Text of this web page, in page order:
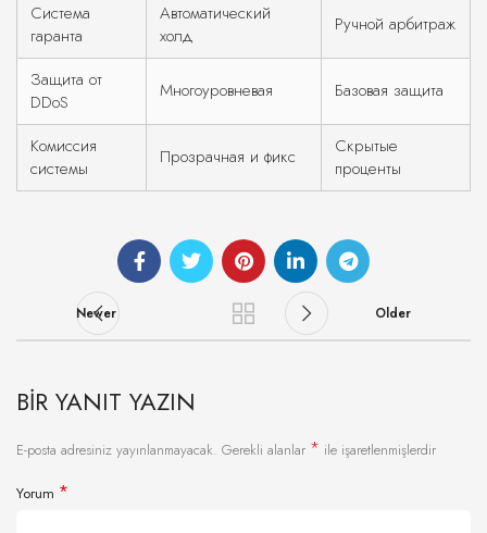
Система
гаранта
Автоматический
холд
Ручной арбитраж
Защита от
DDoS
Многоуровневая Базовая защита
Комиссия
системы
Прозрачная и фикс
Скрытые
проценты
Newer Older
BIR YANIT YAZIN
E-posta adresiniz yayınlanmayacak. Gerekli alanlar * ile işaretlenmişlerdir
Yorum *